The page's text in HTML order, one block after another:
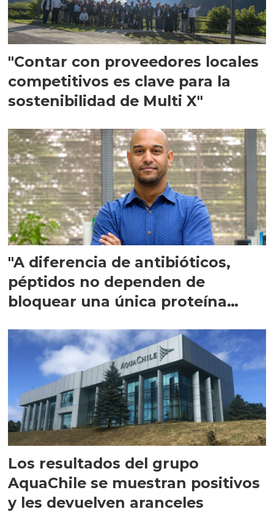
"Contar con proveedores locales
competitivos es clave para la
sostenibilidad de Multi X"
"A diferencia de antibióticos,
péptidos no dependen de
bloquear una única proteína
Los resultados del grupo
AquaChile se muestran positivos
y les devuelven aranceles